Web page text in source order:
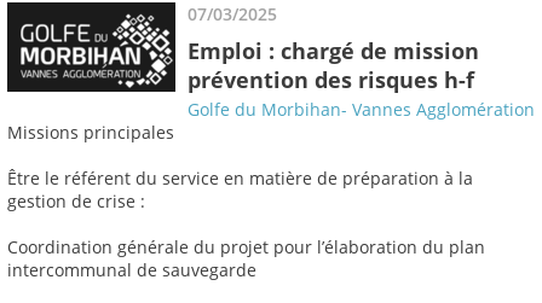
07/03/2025
Emploi : chargé de mission
prévention des risques h-f
Golfe du Morbihan- Vannes Agglomération
Missions principales
Être le référent du service en matière de préparation à la
gestion de crise :
Coordination générale du projet pour l’élaboration du plan
intercommunal de sauvegarde